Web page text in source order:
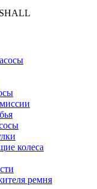
колеса
ремня